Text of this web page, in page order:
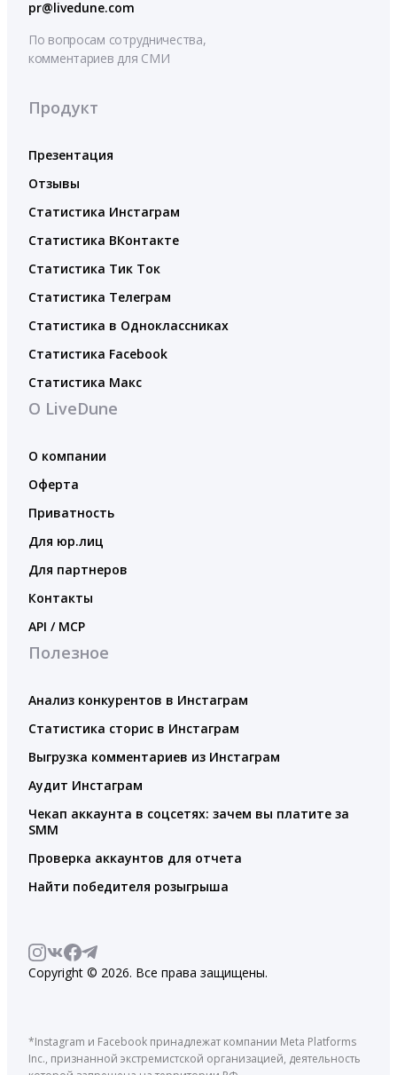
pr@livedune.com
По вопросам сотрудничества,
комментариев для СМИ
Продукт
Презентация
Отзывы
Статистика Инстаграм
Статистика ВКонтакте
Статистика Тик Ток
Статистика Телеграм
Статистика в Одноклассниках
Статистика Facebook
Статистика Макс
О LiveDune
О компании
Оферта
Приватность
Для юр.лиц
Для партнеров
Контакты
API / MCP
Полезное
Анализ конкурентов в Инстаграм
Статистика сторис в Инстаграм
Выгрузка комментариев из Инстаграм
Аудит Инстаграм
Чекап аккаунта в соцсетях: зачем вы платите за
SMM
Проверка аккаунтов для отчета
Найти победителя розыгрыша
Copyright © 2026. Все права защищены.
*Instagram и Facebook принадлежат компании Meta Platforms
Inc., признанной экстремистской организацией, деятельность